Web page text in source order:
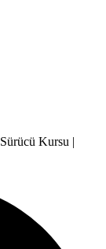
Kursu |